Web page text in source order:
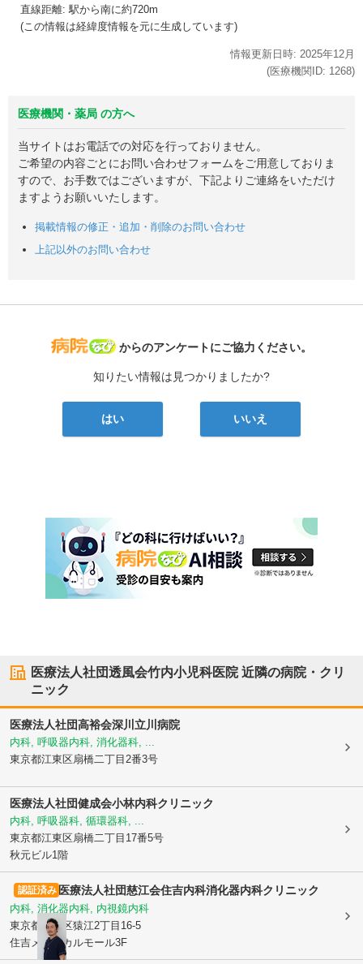
直線距離: 駅から南に約720m
(この情報は経緯度情報を元に生成しています)
情報更新日時: 2025年12月
(医療機関ID: 1268)
医療機関・薬局 の方へ
当サイトはお電話での対応を行っておりません。
ご希望の内容ごとにお問い合わせフォームをご用意しておりま
すので、お手数ではございますが、下記よりご連絡をいただけ
ますようお願いいたします。
掲載情報の修正・追加・削除のお問い合わせ
上記以外のお問い合わせ
病院なび
からのアンケートにご協力ください。
知りたい情報は見つかりましたか?
はい いいえ
医療法人社団透風会竹内小児科医院近隣の病院・クリ
ニック
医療法人社団高裕会深川立川病院
内科, 呼吸器内科, 消化器科, ...
東京都江東区扇橋二丁目2番3号
医療法人社団健成会小林内科クリニック
内科, 呼吸器科, 循環器科, ...
東京都江東区扇橋二丁目17番5号
秋元ビル1階
認証済み 医療法人社団慈江会住吉内科消化器内科クリニック
内科, 消化器内科, 内視鏡内科
東京都江東区猿江2丁目16-5
住吉メディカルモール3F